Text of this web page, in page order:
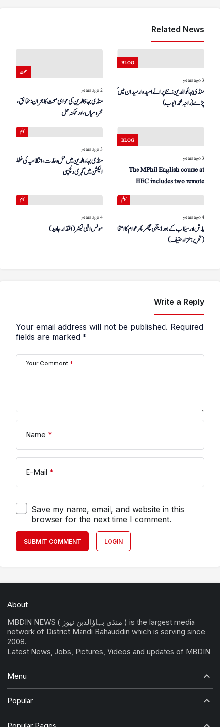
Related News
صحت
2 years ago
منڈی بہاؤالدین کی عوامی صحت کا بحران: حقائق،
محرومیاں، اور ممکنہ حل
BLOG
3 years ago
منڈی بہائوالدین: نئے پرانے امیدوار میدان میں کود
پڑے (راجہ محمد ایوب)
کالم
3 years ago
منڈی بہاءالدین میں قتل و غارت، انتظامیہ کی غفلت اور
الیکشن میں گہری دلچسپی
BLOG
3 years ago
The MPhil English course at
HEC includes two remote
teacher plays
کالم
4 years ago
مونس الٰہی فیکٹر (اقتدار جاوید)
کالم
4 years ago
بارش اور سیلاب کے بعد ڈینگی مچھر پھر عوام کا امتحان لینے لگا
(تحریر: عزاءحنیف)
Write a Reply
Your email address will not be published. Required
fields are marked *
Your Comment *
Name *
E-Mail *
Save my name, email, and website in this
browser for the next time I comment.
SUBMIT COMMENT LOGIN
About
MBDIN NEWS ( منڈی بہاؤالدین نیوز ) is the largest media
network of District Mandi Bahauddin which is serving since
2008.
Latest News, Jobs, Pictures, Videos and updates of MBDIN
Menu
Popular
Popular Pages